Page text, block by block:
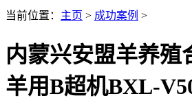
当前位置： 主页 > 成功案例 >
内蒙兴安盟羊养殖
羊用B超机BXL-